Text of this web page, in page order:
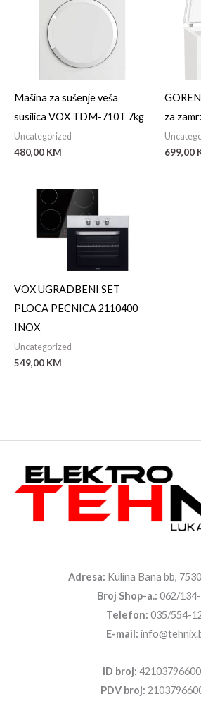
Mašina za sušenje veša
susilica VOX TDM-710T 7kg
Uncategorized
480,00 KM
za
699,00
VOX UGRADBENI SET
PLOCA PECNICA 2110400
INOX
Uncategorized
549,00 KM
Adresa: Kulina Bana bb,
Broj Shop-a.: 062/
Telefon: 035/554-
E-mail:
ID broj:
PDV broj: